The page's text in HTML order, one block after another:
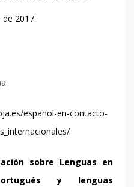
2017.
espanol-en-contacto-
sobre Lenguas en
y lenguas